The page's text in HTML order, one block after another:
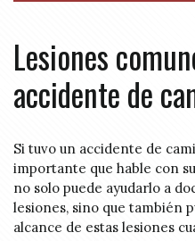
Lesiones
accidente de
Si tuvo un accidente de
importante que hable con
no solo puede ayudarlo a
lesiones, sino que también
alcance de estas lesiones